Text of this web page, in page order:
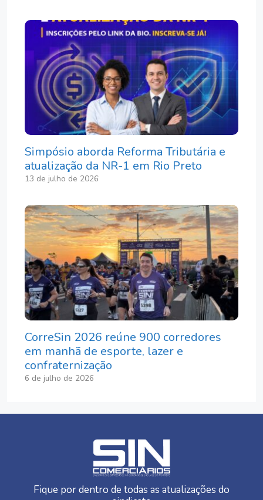
Simpósio aborda Reforma Tributária e
atualização da NR-1 em Rio Preto
13 de julho de 2026
CorreSin 2026 reúne 900 corredores
em manhã de esporte, lazer e
confraternização
6 de julho de 2026
Fique por dentro de todas as atualizações do